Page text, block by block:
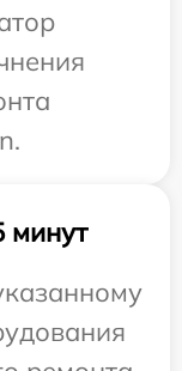
минут